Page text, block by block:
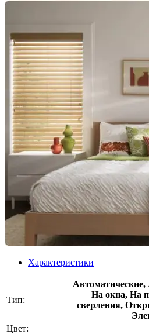
Характеристики
Тип:
На окна, На
сверления,
Цвет: